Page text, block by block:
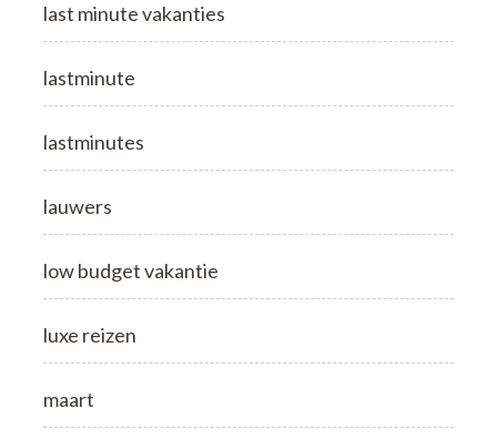
last minute vakanties
lastminute
lastminutes
lauwers
low budget vakantie
luxe reizen
maart